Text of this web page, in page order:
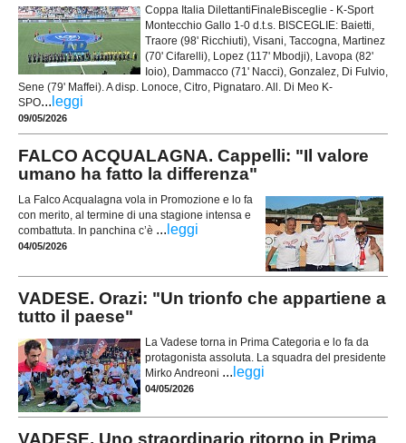
Coppa Italia DilettantiFinaleBisceglie - K-Sport
Montecchio Gallo 1-0 d.t.s. BISCEGLIE: Baietti,
Traore (98' Ricchiuti), Visani, Taccogna, Martinez
(70' Cifarelli), Lopez (117' Mbodji), Lavopa (82'
Ioio), Dammacco (71' Nacci), Gonzalez, Di Fulvio,
Sene (79' Maffei). A disp. Lonoce, Citro, Pignataro. All. Di Meo K-
SPO... leggi
09/05/2026
FALCO ACQUALAGNA. Cappelli: "Il valore
umano ha fatto la differenza"
La Falco Acqualagna vola in Promozione e lo fa
con merito, al termine di una stagione intensa e
combattuta. In panchina c’è ... leggi
04/05/2026
VADESE. Orazi: "Un trionfo che appartiene a
tutto il paese"
La Vadese torna in Prima Categoria e lo fa da
protagonista assoluta. La squadra del presidente
Mirko Andreoni ... leggi
04/05/2026
VADESE. Uno straordinario ritorno in Prima